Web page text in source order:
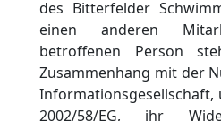
des Bitterfelder
einen anderen
betroffenen Person
Zusammenhang mit der
Informationsgesellschaft,
2002/58/EG, ihr